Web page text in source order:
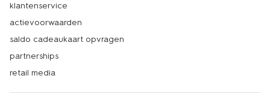
klantenservice
actievoorwaarden
saldo cadeaukaart opvragen
partnerships
retail media